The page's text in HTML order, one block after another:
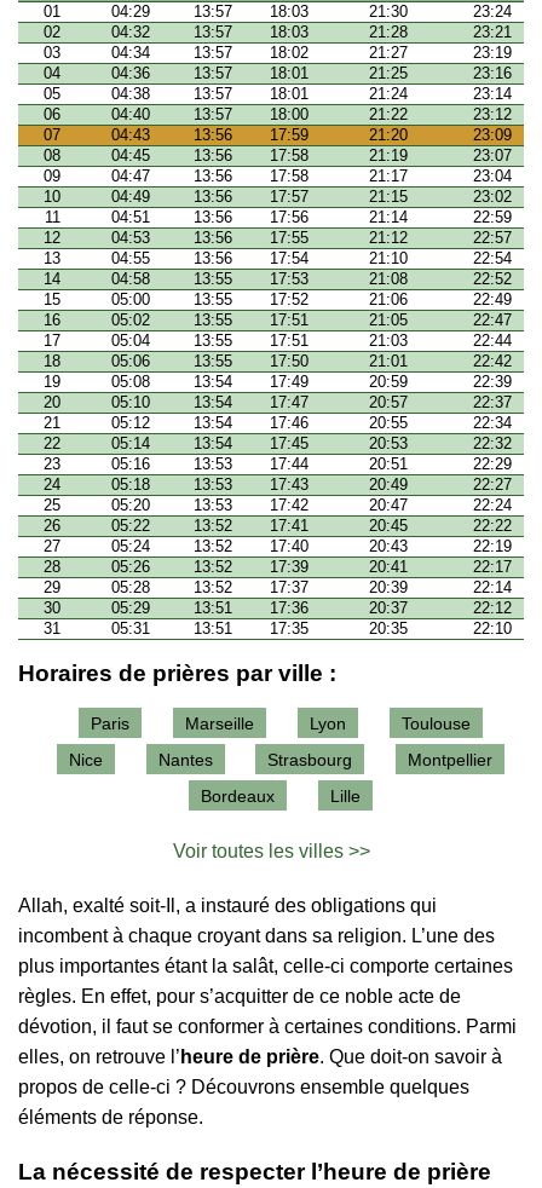
01 04:29 13:57 18:03 21:30
23:24
02
04:32 13:57 18:03 21:28
23:21
03
04:34 13:57 18:02 21:27
23:19
04
04:36 13:57 18:01 21:25
23:16
05
04:38 13:57 18:01 21:24
23:14
06
04:40 13:57 18:00 21:22
23:12
07
04:43 13:56 17:59 21:20
23:09
08
04:45 13:56 17:58 21:19
23:07
09
04:47 13:56 17:58 21:17
23:04
10
04:49 13:56 17:57 21:15
23:02
11
04:51 13:56 17:56 21:14
22:59
12
04:53 13:56 17:55 21:12
22:57
13
04:55 13:56 17:54 21:10
22:54
14
04:58 13:55 17:53 21:08
22:52
15
05:00 13:55 17:52 21:06
22:49
16
05:02 13:55 17:51 21:05
22:47
17
05:04 13:55 17:51 21:03
22:44
18
05:06 13:55 17:50 21:01
22:42
19
05:08 13:54 17:49 20:59
22:39
20
05:10 13:54 17:47 20:57
22:37
21
05:12 13:54 17:46 20:55
22:34
22
05:14 13:54 17:45 20:53
22:32
23
05:16 13:53 17:44 20:51
22:29
24
05:18 13:53 17:43 20:49
22:27
25
05:20 13:53 17:42 20:47
22:24
26
05:22 13:52 17:41 20:45
22:22
27
05:24 13:52 17:40 20:43
22:19
28
05:26 13:52 17:39 20:41
22:17
29
05:28 13:52 17:37 20:39
22:14
30
05:29 13:51 17:36 20:37
22:12
31
05:31 13:51 17:35 20:35 22:10
Horaires de prières par ville :
Paris Marseille Lyon
Toulouse
Nice
Nantes Strasbourg
Montpellier
Bordeaux
Lille
Voir toutes les villes >>
Allah, exalté soit-Il, a instauré des obligations qui
incombent à chaque croyant dans sa religion. L’une des
plus importantes étant la salât, celle-ci comporte certaines
règles. En effet, pour s’acquitter de ce noble acte de
dévotion, il faut se conformer à certaines conditions. Parmi
elles, on retrouve l’ heure de prière. Que doit-on savoir à
propos de celle-ci ? Découvrons ensemble quelques
éléments de réponse.
La nécessité de respecter l’heure de prière